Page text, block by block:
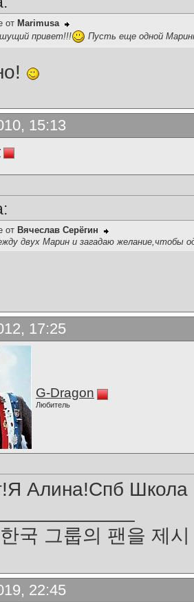
от Marimusa
привет!!!
Пусть еще одной
15:13
от Вячеслав Серёгин
двух Марин и загадаю желание,чтобы
17:25
G-Dragon
Любитель
Алина!Спб
국 그룹의 팬을 제
22:45